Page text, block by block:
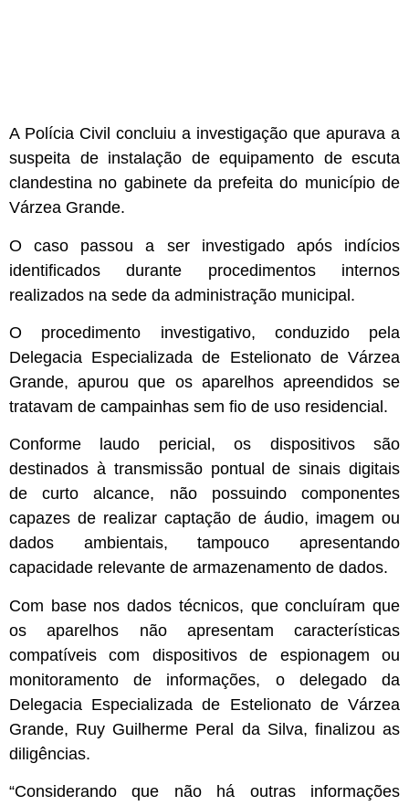
A Polícia Civil concluiu a investigação que apurava a
suspeita de instalação de equipamento de escuta
clandestina no gabinete da prefeita do município de
Várzea Grande.
O caso passou a ser investigado após indícios
identificados durante procedimentos internos
realizados na sede da administração municipal.
O procedimento investigativo, conduzido pela
Delegacia Especializada de Estelionato de Várzea
Grande, apurou que os aparelhos apreendidos se
tratavam de campainhas sem fio de uso residencial.
Conforme laudo pericial, os dispositivos são
destinados à transmissão pontual de sinais digitais
de curto alcance, não possuindo componentes
capazes de realizar captação de áudio, imagem ou
dados ambientais, tampouco apresentando
capacidade relevante de armazenamento de dados.
Com base nos dados técnicos, que concluíram que
os aparelhos não apresentam características
compatíveis com dispositivos de espionagem ou
monitoramento de informações, o delegado da
Delegacia Especializada de Estelionato de Várzea
Grande, Ruy Guilherme Peral da Silva, finalizou as
diligências.
“Considerando que não há outras informações